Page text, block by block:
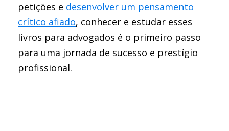
petições e desenvolver um pensamento
crítico afiado, conhecer e estudar esses
livros para advogados é o primeiro passo
para uma jornada de sucesso e prestígio
profissional.